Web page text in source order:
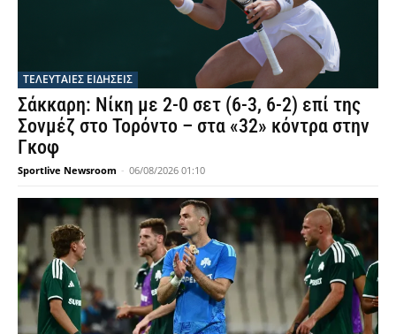
ΤΕΛΕΥΤΑΙΕΣ ΕΙΔΗΣΕΙΣ
Σάκκαρη: Νίκη με 2-0 σετ (6-3, 6-2) επί της
Σονμέζ στο Τορόντο – στα «32» κόντρα στην
Γκοφ
Sportlive Newsroom - 06/08/2026 01:10